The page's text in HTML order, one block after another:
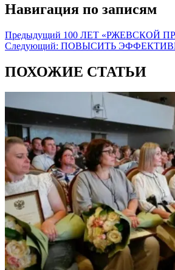
Навигация по записям
Предыдущий 100 ЛЕТ «РЖЕВСКОЙ
Следующий: ПОВЫСИТЬ
ПОХОЖИЕ СТАТЬИ